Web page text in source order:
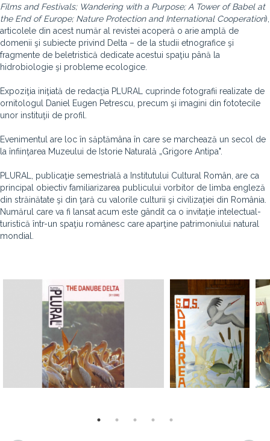
Films and Festivals; Wandering with a Purpose; A Tower of Babel at
the End of Europe; Nature Protection and International Cooperation),
articolele din acest număr al revistei acoperă o arie amplă de
domenii şi subiecte privind Delta – de la studii etnografice şi
fragmente de beletristică dedicate acestui spaţiu până la
hidrobiologie şi probleme ecologice.
Expoziţia iniţiată de redacţia PLURAL cuprinde fotografii realizate de
ornitologul Daniel Eugen Petrescu, precum şi imagini din fototecile
unor instituţii de profil.
Evenimentul are loc în săptămâna în care se marchează un secol de
la înfiinţarea Muzeului de Istorie Naturală „Grigore Antipa".
PLURAL, publicaţie semestrială a Institutului Cultural Român, are ca
principal obiectiv familiarizarea publicului vorbitor de limba engleză
din străinătate şi din ţară cu valorile culturii şi civilizaţiei din România.
Numărul care va fi lansat acum este gândit ca o invitaţie intelectual-
turistică într-un spaţiu românesc care aparţine patrimoniului natural
mondial.